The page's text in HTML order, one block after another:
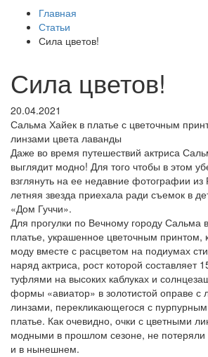
Главная
Статьи
Сила цветов!
Сила цветов!
20.04.2021
Сальма Хайек в платье с цветочным
линзами цвета лаванды
Даже во время путешествий актриса
выглядит модно! Для того чтобы в этом
взглянуть на ее недавние фотографии
летняя звезда приехала ради съемок в
«Дом Гуччи».
Для прогулки по Вечному городу Сальма
платье, украшенное цветочным принтом,
моду вместе с расцветом на подиумах
наряд актриса, рост которой составляет
туфлями на высоких каблуках и
формы «авиатор» в золотистой оправе с
линзами, перекликающегося с
платье. Как очевидно, очки с цветными
модными в прошлом сезоне, не потеряли
и в нынешнем.